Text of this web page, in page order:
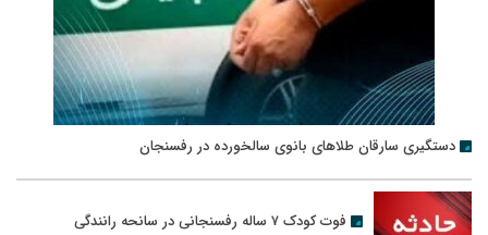
دستگیری سارقان طلاهای بانوی سالخورده در رفسنجان
فوت کودک ۷ ساله رفسنجانی در سانحه رانندگی